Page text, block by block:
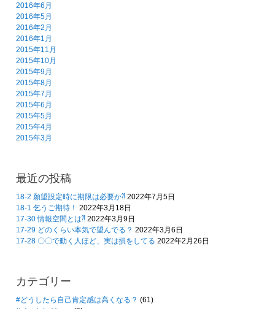
2016年6月
2016年5月
2016年2月
2016年1月
2015年11月
2015年10月
2015年9月
2015年8月
2015年7月
2015年6月
2015年5月
2015年4月
2015年3月
最近の投稿
18-2 願望設定時に期限は必要か⁈ 2022年7月5日
18-1 乞うご期待！ 2022年3月18日
17-30 情報空間とは⁈ 2022年3月9日
17-29 どのくらい本気で望んでる？ 2022年3月6日
17-28 〇〇で動く人ほど、実は損をしてる 2022年2月26日
カテゴリー
#どうしたら自己肯定感は高くなる？ (61)